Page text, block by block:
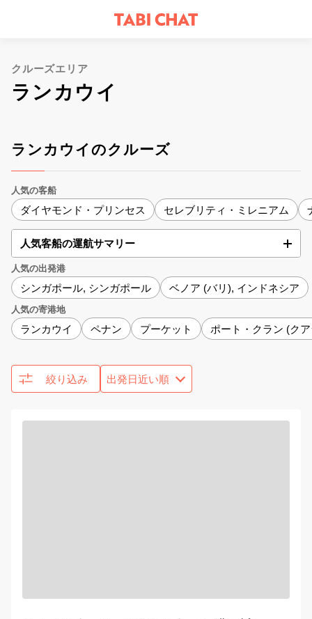
クルーズエリア
ランカウイ
ランカウイのクルーズ
人気の客船
ダイヤモンド・プリンセス セレブリティ・ミレニアム
人気客船の運航サマリー
人気の出発港
シンガポール, シンガポール ベノア (バリ), インドネシア
人気の寄港地
ランカウイ ペナン プーケット ポート・クラン (ク
絞り込み